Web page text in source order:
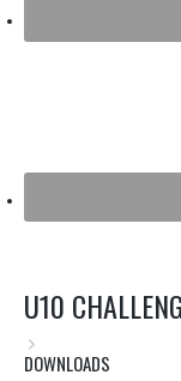
U10
DOWNLOADS